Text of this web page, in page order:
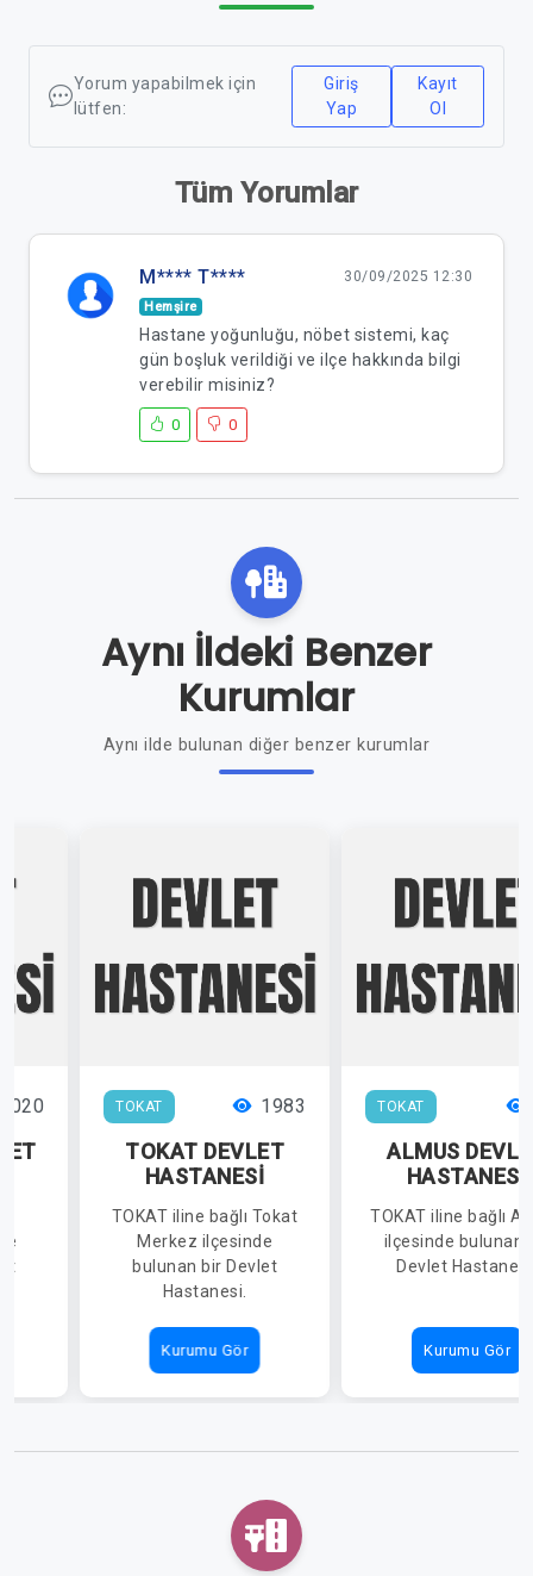
Yorum yapabilmek için
lütfen:
Giriş
Yap
Kayıt
Ol
Tüm Yorumlar
M**** T****
Hemşire
30/09/2025 12:30
Hastane yoğunluğu, nöbet sistemi, kaç
gün boşluk verildiği ve ilçe hakkında bilgi
verebilir misiniz?
0 0
Aynı İldeki Benzer
Kurumlar
Aynı ilde bulunan diğer benzer kurumlar
TOKAT 1983
TOKAT DEVLET
HASTANESİ
TOKAT iline bağlı Tokat
Merkez ilçesinde
bulunan bir Devlet
Hastanesi.
Kurumu Gör
TOKAT
ALMUS
HASTANESİ
TOKAT iline bağlı
ilçesinde bulunan
Devlet
Kurumu Gör